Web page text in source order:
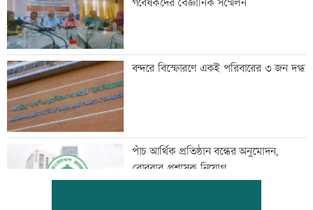
বন্দরে বিস্ফোরণে একই পরিবারের ৩ জন দগ্ধ
পাঁচ আর্থিক প্রতিষ্ঠান বন্ধের অনুমোদন,
রোববার প্রশাসক নিয়োগ